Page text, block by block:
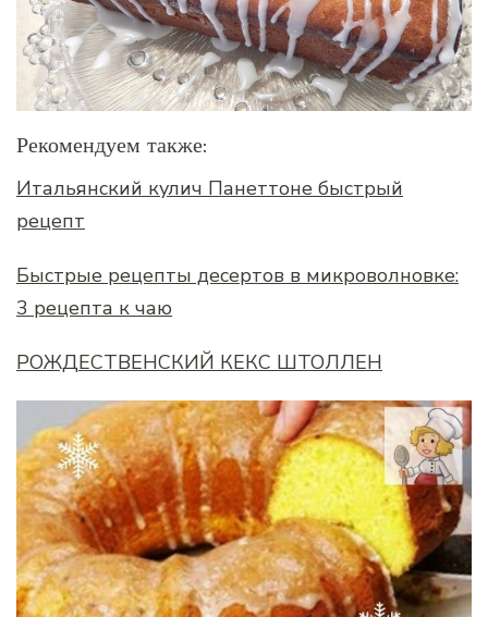
Рекомендуем также:
Итальянский кулич Панеттоне быстрый
рецепт
Быстрые рецепты десертов в микроволновке:
3 рецепта к чаю
РОЖДЕСТВЕНСКИЙ КЕКС ШТОЛЛЕН